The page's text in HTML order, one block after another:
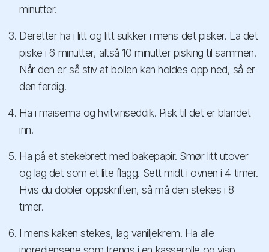
minutter.
Deretter ha i litt og litt sukker i mens det pisker. La det
piske i 6 minutter, altså 10 minutter pisking til sammen.
Når den er så stiv at bollen kan holdes opp ned, så er
den ferdig.
Ha i maisenna og hvitvinseddik. Pisk til det er blandet
inn.
Ha på et stekebrett med bakepapir. Smør litt utover
og lag det som et lite flagg. Sett midt i ovnen i 4 timer.
Hvis du dobler oppskriften, så må den stekes i 8
timer.
I mens kaken stekes, lag vaniljekrem. Ha alle